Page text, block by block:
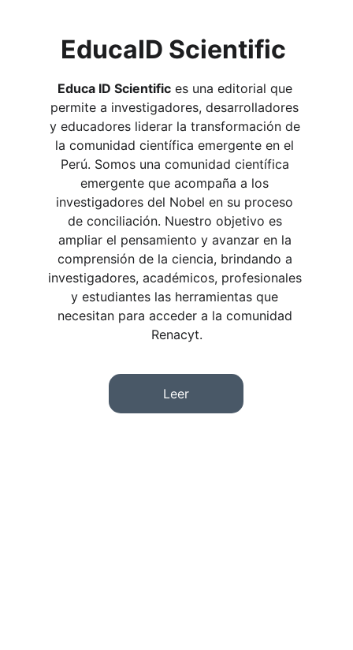
Educa ID Scientific es una editorial que
permite a investigadores, desarrolladores
y educadores liderar la transformación de
la comunidad científica emergente en el
Perú. Somos una comunidad científica
emergente que acompaña a los
investigadores del Nobel en su proceso
de conciliación. Nuestro objetivo es
ampliar el pensamiento y avanzar en la
comprensión de la ciencia, brindando a
investigadores, académicos, profesionales
y estudiantes las herramientas que
necesitan para acceder a la comunidad
Renacyt.
EducaID Scientific
Leer